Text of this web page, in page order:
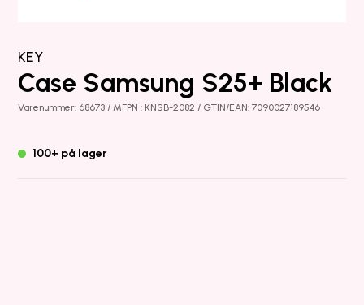
KEY
Case Samsung S25+ Black
Varenummer: 68673 / MFPN : KNSB-2082 / GTIN/EAN: 7090027189546
100+ på lager